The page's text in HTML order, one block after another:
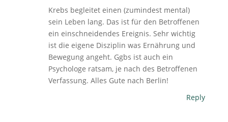
Krebs begleitet einen (zumindest mental)
sein Leben lang. Das ist für den Betroffenen
ein einschneidendes Ereignis. Sehr wichtig
ist die eigene Disziplin was Ernährung und
Bewegung angeht. Ggbs ist auch ein
Psychologe ratsam, je nach des Betroffenen
Verfassung. Alles Gute nach Berlin!
Reply